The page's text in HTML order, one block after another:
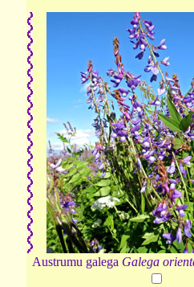
Austrumu galega Galega